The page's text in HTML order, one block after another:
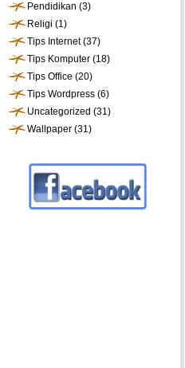
Pendidikan (3)
Religi (1)
Tips Internet(37)
Tips Komputer (18)
Tips Office (20)
Tips Wordpress (6)
Uncategorized (31)
Wallpaper (31)